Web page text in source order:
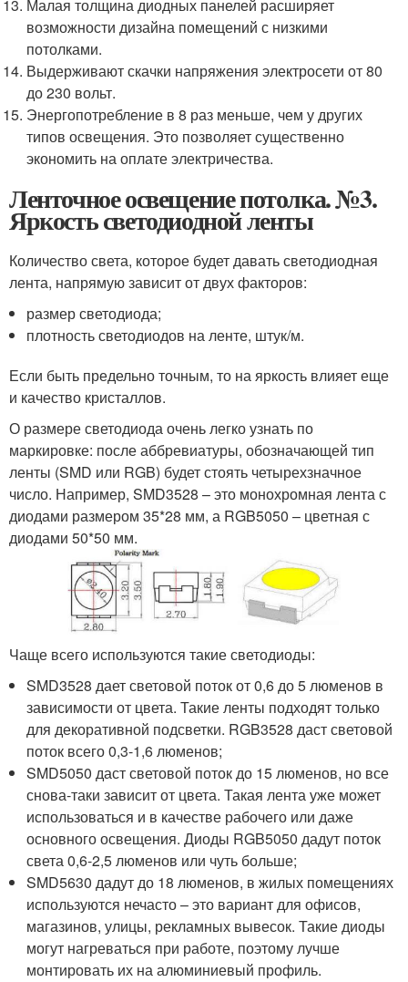
Малая толщина диодных панелей расширяет
возможности дизайна помещений с низкими
потолками.
Выдерживают скачки напряжения электросети от 80
до 230 вольт.
Энергопотребление в 8 раз меньше, чем у других
типов освещения. Это позволяет существенно
экономить на оплате электричества.
Ленточное освещение потолка. №3.
Яркость светодиодной ленты
Количество света, которое будет давать светодиодная
лента, напрямую зависит от двух факторов:
размер светодиода;
плотность светодиодов на ленте, штук/м.
Если быть предельно точным, то на яркость влияет еще
и качество кристаллов.
О размере светодиода очень легко узнать по
маркировке: после аббревиатуры, обозначающей тип
ленты (SMD или RGB) будет стоять четырехзначное
число. Например, SMD3528 – это монохромная лента с
диодами размером 35*28 мм, а RGB5050 – цветная с
диодами 50*50 мм.
Чаще всего используются такие светодиоды:
SMD3528 дает световой поток от 0,6 до 5 люменов в
зависимости от цвета. Такие ленты подходят только
для декоративной подсветки. RGB3528 даст световой
поток всего 0,3-1,6 люменов;
SMD5050 даст световой поток до 15 люменов, но все
снова-таки зависит от цвета. Такая лента уже может
использоваться и в качестве рабочего или даже
основного освещения. Диоды RGB5050 дадут поток
света 0,6-2,5 люменов или чуть больше;
SMD5630 дадут до 18 люменов, в жилых помещениях
используются нечасто – это вариант для офисов,
магазинов, улицы, рекламных вывесок. Такие диоды
могут нагреваться при работе, поэтому лучше
монтировать их на алюминиевый профиль.